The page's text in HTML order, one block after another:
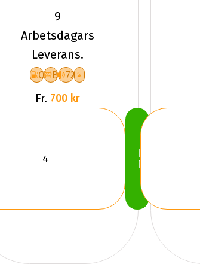
DELINTE
AW6 XL
9
Arbetsdagars
Leverans.
C B 72
Fr. 700 kr
Köp
Nu